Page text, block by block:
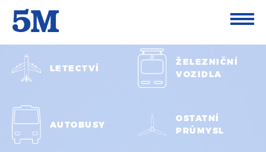
LETECTVÍ
ŽELEZNIČNÍ
VOZIDLA
AUTOBUSY
OSTATNÍ
PRŮMYSL